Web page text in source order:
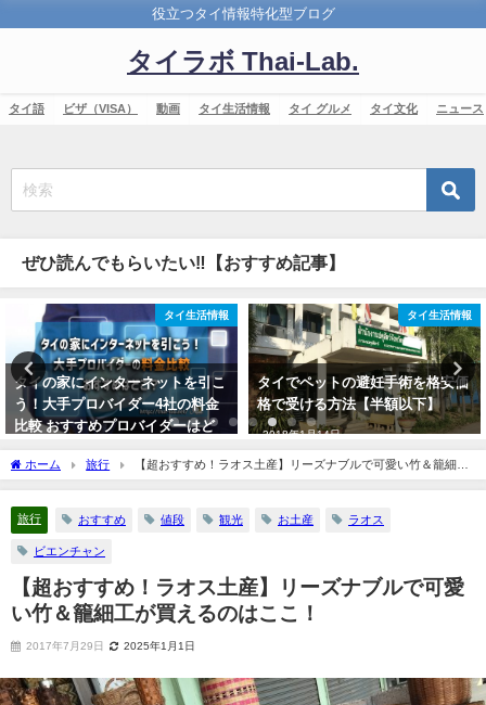
役立つタイ情報特化型ブログ
タイラボ Thai-Lab.
タイ語 ビザ（VISA） 動画 タイ生活情報 タイ グルメ タイ文化 ニュース
ぜひ読んでもらいたい‼【おすすめ記事】
タイ生活情報
タイでペットの避妊手術を格安価
格で受ける方法【半額以下】
2018年1月14日
旅行
イサーン地方に海！？ノンブアラ
ンプーとコンケンの間に見つけた
絶景ポイント
ホーム 旅行
【超おすすめ！ラオス土産】リーズナブルで可愛い竹＆籠細工
が買えるのはここ！
旅行 おすすめ 値段 観光 お土産 ラオス
ビエンチャン
【超おすすめ！ラオス土産】リーズナブルで可愛
い竹＆籠細工が買えるのはここ！
2017年7月29日 2025年1月1日